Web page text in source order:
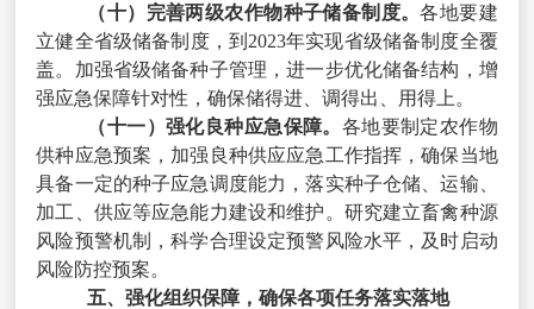
（十）完善两级农作物种子储备制度。各地要建
立健全省级储备制度，到 2023年实现省级储备制度全覆
盖。加强省级储备种子管理，进一步优化储备结构，增
强应急保障针对性，确保储得进、调得出、用得上。
（十一）强化良种应急保障。 各地要制定农作物
供种应急预案，加强良种供应应急工作指挥，确保当地
具备一定的种子应急调度能力，落实种子仓储、运输、
加工、供应等应急能力建设和维护。研究建立畜禽种源
风险预警机制，科学合理设定预警风险水平，及时启动
风险防控预案。
五、强化组织保障，确保各项任务落实落地